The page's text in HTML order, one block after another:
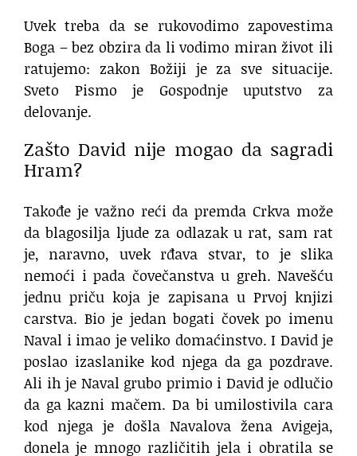
Uvek treba da se rukovodimo zapovestima
Boga – bez obzira da li vodimo miran život ili
ratujemo: zakon Božiji je za sve situacije.
Sveto Pismo je Gospodnje uputstvo za
delovanje.
Zašto David nije mogao da sagradi
Hram?
Takođe je važno reći da premda Crkva može
da blagosilja ljude za odlazak u rat, sam rat
je, naravno, uvek rđava stvar, to je slika
nemoći i pada čovečanstva u greh. Navešću
jednu priču koja je zapisana u Prvoj knjizi
carstva. Bio je jedan bogati čovek po imenu
Naval i imao je veliko domaćinstvo. I David je
poslao izaslanike kod njega da ga pozdrave.
Ali ih je Naval grubo primio i David je odlučio
da ga kazni mačem. Da bi umilostivila cara
kod njega je došla Navalova žena Avigeja,
donela je mnogo različitih jela i obratila se